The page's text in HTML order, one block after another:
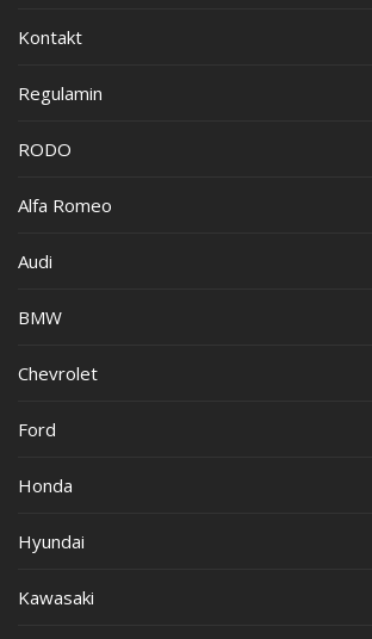
Kontakt
Regulamin
RODO
Alfa Romeo
Audi
BMW
Chevrolet
Ford
Honda
Hyundai
Kawasaki